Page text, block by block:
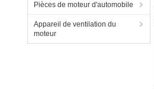
Pièces de moteur d'automobile
Appareil de ventilation du
moteur